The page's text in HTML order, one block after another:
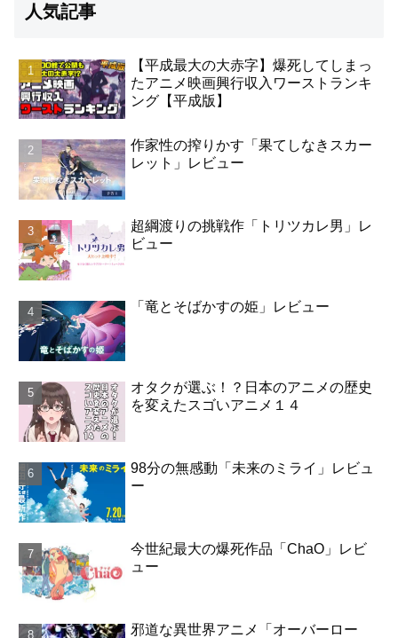
人気記事
【平成最大の大赤字】爆死してしまっ
たアニメ映画興行収入ワーストランキ
ング【平成版】
作家性の搾りかす「果てしなきスカー
レット」レビュー
超綱渡りの挑戦作「トリツカレ男」レ
ビュー
「竜とそばかすの姫」レビュー
オタクが選ぶ！？日本のアニメの歴史
を変えたスゴいアニメ１４
98分の無感動「未来のミライ」レビュ
ー
今世紀最大の爆死作品「ChaO」レビ
ュー
邪道な異世界アニメ「オーバーロー